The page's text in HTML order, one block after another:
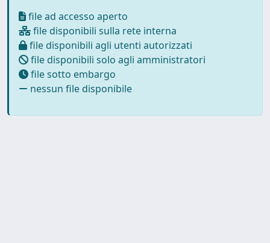
file ad accesso aperto
file disponibili sulla rete interna
file disponibili agli utenti autorizzati
file disponibili solo agli amministratori
file sotto embargo
nessun file disponibile